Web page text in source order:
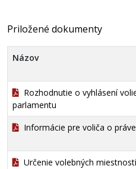
Priložené dokumenty
Názov
Rozhodnutie o vyhlásení
parlamentu
Informácie pre voliča o
Určenie volebných